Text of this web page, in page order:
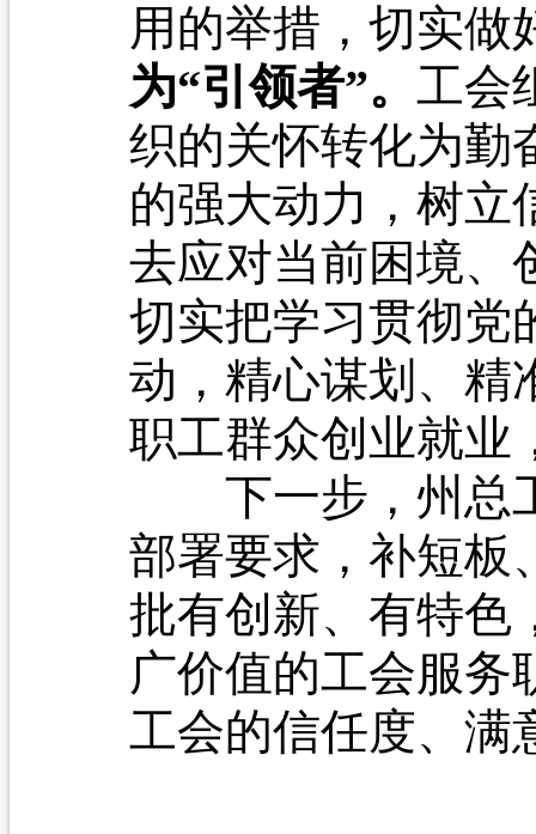
用的举措，切实做
为“引领者”。 工会
织的关怀转化为勤
的强大动力，树立
去应对当前困境、
切实把学习贯彻党
动，精心谋划、精
职工群众创业就业
下一步，州总工
部署要求，补短板
批有创新、有特色
广价值的工会服务
工会的信任度、满